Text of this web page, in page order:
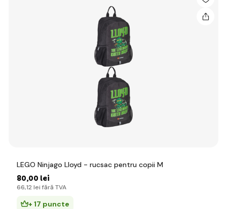
LEGO Ninjago Lloyd - rucsac pentru copii M
80,00 lei
66,12 lei fără TVA
+ 17 puncte